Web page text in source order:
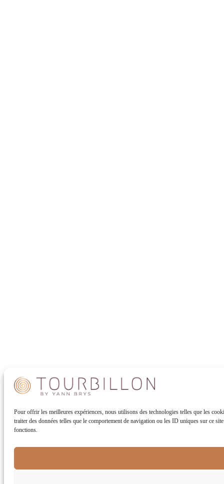
Pour offrir les meilleures expériences, nous utilisons des technologies telles que les
traiter des données telles que le comportement de navigation ou les ID uniques sur ce
fonctions.